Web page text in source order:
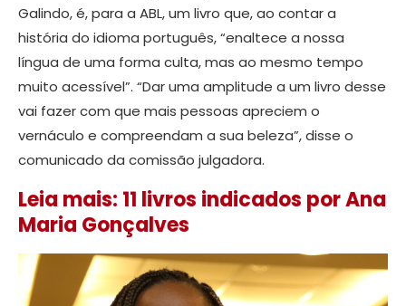
Galindo, é, para a ABL, um livro que, ao contar a
história do idioma português, “enaltece a nossa
língua de uma forma culta, mas ao mesmo tempo
muito acessível”. “Dar uma amplitude a um livro desse
vai fazer com que mais pessoas apreciem o
vernáculo e compreendam a sua beleza”, disse o
comunicado da comissão julgadora.
Leia mais: 11 livros indicados por Ana
Maria Gonçalves